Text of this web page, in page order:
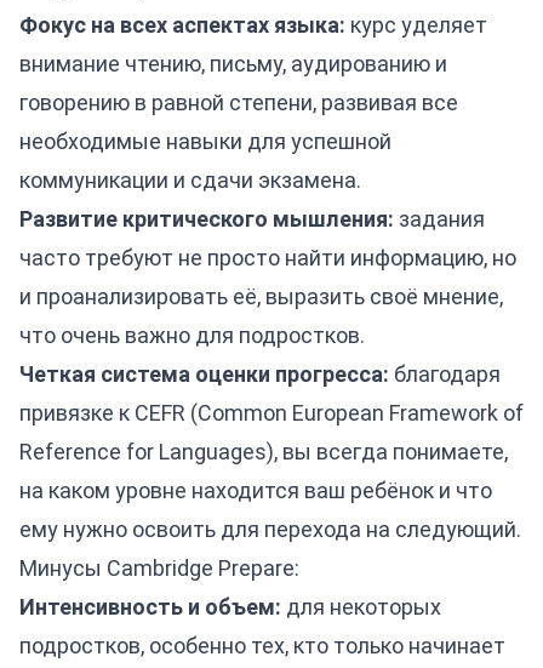
Фокус на всех аспектах языка: курс уделяет
внимание чтению, письму, аудированию и
говорению в равной степени, развивая все
необходимые навыки для успешной
коммуникации и сдачи экзамена.
Развитие критического мышления: задания
часто требуют не просто найти информацию, но
и проанализировать её, выразить своё мнение,
что очень важно для подростков.
Четкая система оценки прогресса: благодаря
привязке к CEFR (Common European Framework of
Reference for Languages), вы всегда понимаете,
на каком уровне находится ваш ребёнок и что
ему нужно освоить для перехода на следующий.
Минусы Cambridge Prepare:
Интенсивность и объем: для некоторых
подростков, особенно тех, кто только начинает